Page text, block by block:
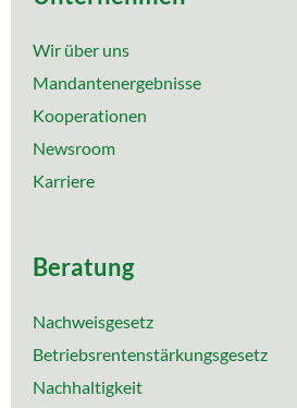
Wir über uns
Mandantenergebnisse
Kooperationen
Newsroom
Karriere
Beratung
Nachweisgesetz
Betriebsrentenstärkungsgesetz
Nachhaltigkeit